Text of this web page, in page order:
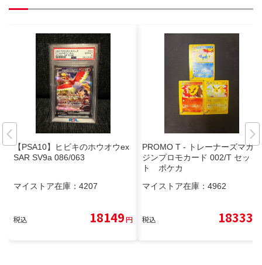
【PSA10】ヒビキのホウオウex
SAR SV9a 086/063
マイストア在庫： 4207
税込 18149円
PROMO T - トレーナーズマガ
ジンプロモカード 002/T セッ
ト ポケカ
マイストア在庫： 4962
税込 18333